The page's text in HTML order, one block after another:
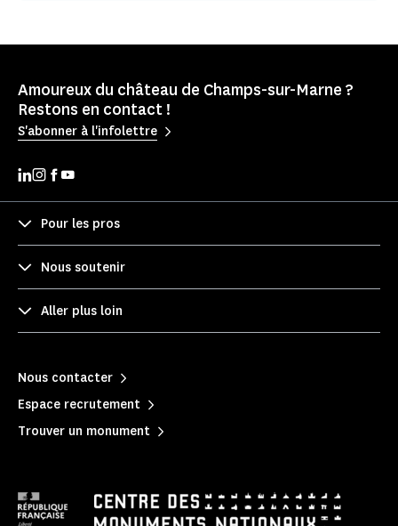
Amoureux du château de Champs-sur-Marne ?
Restons en contact !
S'abonner à l'infolettre
Pour les pros
Nous soutenir
Aller plus loin
Nous contacter
Espace recrutement
Trouver un monument